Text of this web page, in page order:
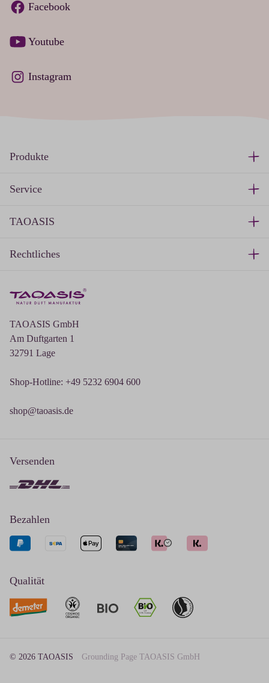
Facebook
Youtube
Instagram
TAOASIS GmbH
Am Duftgarten 1
32791 Lage
Shop-Hotline: +49 5232 6904 600
shop@taoasis.de
Produkte
Service
TAOASIS
Rechtliches
Versenden
Bezahlen
Qualität
© 2026 TAOASIS Grounding Page TAOASIS GmbH